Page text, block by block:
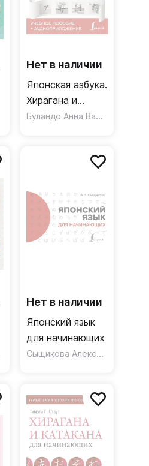
Нет в наличии
Японская азбука.
Хирагана и
катакана /
аудиоприложение
Буландо Анна Вадимовна
Нет в наличии
Японский язык
для начинающих
Сыщикова Александра Николаевна